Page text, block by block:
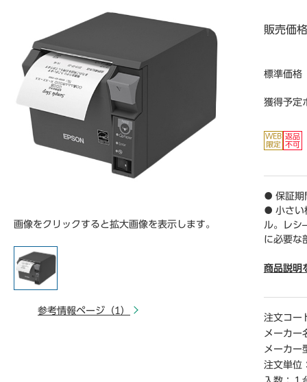
画像をクリックすると拡大画像を表示します。
参考情報ページ（1）
販売価格
標準価格
獲得予定
● 保証期
● 小さい
ル。レシ
に必要な
―下など
● 別売オ
れば、1
用が可能
【ご注意
※こちら
商品説明
注文コー
メーカー
メーカー
注文単位